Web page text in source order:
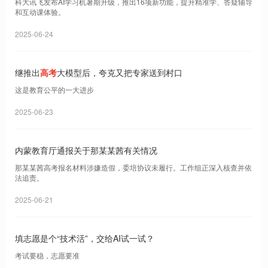
和互动课体验。
2025-06-24
继推出高考大模型后，夸克又把专家送到村口
这是教育公平的一大进步
2025-06-23
内蒙教育厅通报关于那某某茜有关情况
那某某茜高考报名材料涉嫌造假，委培协议未履行。工作组正深入核查并依
法追责。
2025-06-21
填志愿是个“技术活”，交给AI试一试？
考试要稳，志愿要准